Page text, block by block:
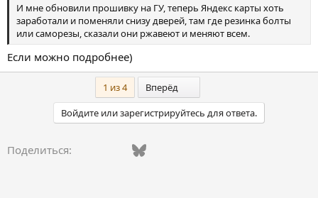
И мне обновили прошивку на ГУ, теперь Яндекс карты хоть
заработали и поменяли снизу дверей, там где резинка болты
или саморезы, сказали они ржавеют и меняют всем.
Если можно подробнее)
1 из 4 Вперёд
Войдите или зарегистрируйтесь для ответа.
Поделиться: Vkontakte
FacebookBluesky